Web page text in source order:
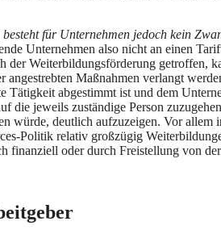
für Unternehmen jedoch kein
Unternehmen also nicht an einen
Weiterbildungsförderung getroffen,
Maßnahmen verlangt
Tätigkeit abgestimmt ist und dem
die jeweils zuständige Person
würde, deutlich aufzuzeigen. Vor allem
Politik relativ großzügig
finanziell oder durch Freistellung von